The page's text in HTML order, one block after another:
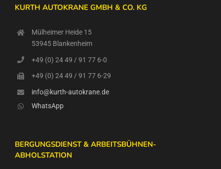
KURTH AUTOKRANE GMBH & CO. KG
Mülheimer Heide 15
53945 Blankenheim
+49 (0) 24 49 / 91 77 6-0
+49 (0) 24 49 / 91 77 6-29
info@kurth-autokrane.de
WhatsApp
BERGUNGSDIENST & ARBEITSBÜHNEN-
ABHOLSTATION